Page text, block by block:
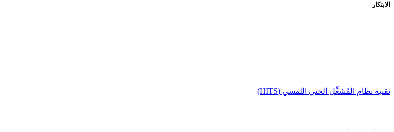
الابتكار
تقنية نظام المُشغِّل الحثي اللمسي (HITS)